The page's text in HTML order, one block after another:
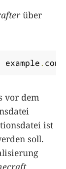
über
example.
vor dem
ist
soll.